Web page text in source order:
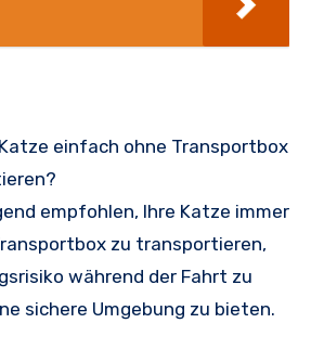
einfach ohne Transportbox
empfohlen, Ihre Katze immer
zu transportieren,
während der Fahrt zu
sichere Umgebung zu bieten.